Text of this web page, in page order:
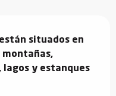
situados en
montañas,
lagos y estanques